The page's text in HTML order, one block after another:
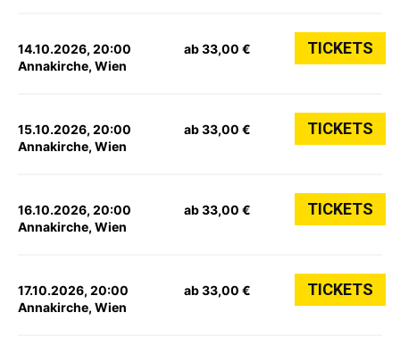
14.10.2026, 20:00
Annakirche, Wien
ab 33,00 € TICKETS
15.10.2026, 20:00
Annakirche, Wien
ab 33,00 € TICKETS
16.10.2026, 20:00
Annakirche, Wien
ab 33,00 € TICKETS
17.10.2026, 20:00
Annakirche, Wien
ab 33,00 € TICKETS